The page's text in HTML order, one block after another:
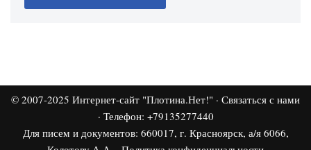
© 2007-2025 Интернет-сайт "Плотина.Нет!" · Связаться с нами
· Телефон: +79135277440
Для писем и документов: 660017, г. Красноярск, а/я 6066,